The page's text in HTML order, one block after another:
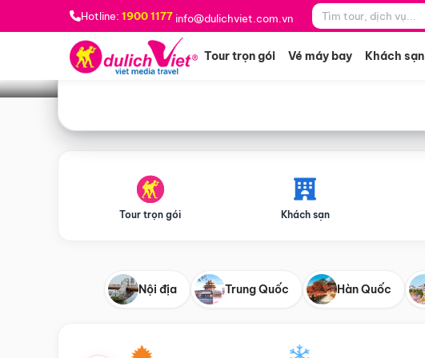
Hotline: 1900 1177 info@dulichviet.com.vn
Tour trọn gói Vé máy bay Khách sạn
Bạn muốn đi đâu? *
Tour trọn gói Khách sạn
Nội địa Trung Quốc Hàn Quốc